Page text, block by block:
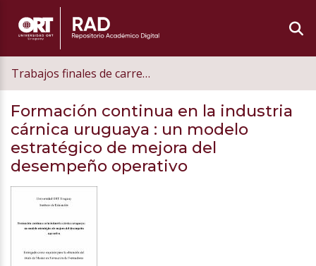
Trabajos finales de carrera de postgrado
Formación continua en la industria
cárnica uruguaya : un modelo
estratégico de mejora del
desempeño operativo